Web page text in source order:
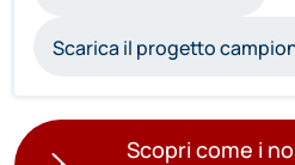
Scarica il progetto
Scopri come i